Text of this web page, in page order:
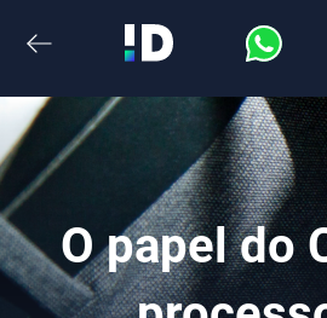
para
conteúdo
O papel do